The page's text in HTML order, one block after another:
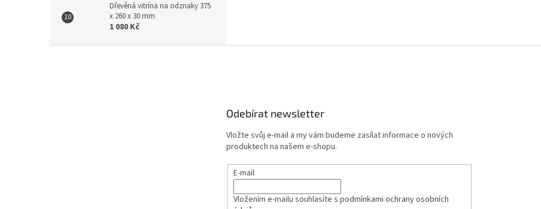
Dřevěná vitrína na odznaky 375
x 260 x 30 mm
1 080 Kč
Odebírat newsletter
Vložte svůj e-mail a my vám budeme zasílat informace o nových
produktech na našem e-shopu.
E-mail
Vložením e-mailu souhlasíte s podmínkami ochrany osobních